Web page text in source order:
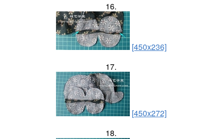
16.
[450x236]
17.
[450x272]
18.